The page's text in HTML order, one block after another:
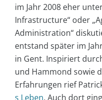
im Jahr 2008 eher
Infrastructure“ oder
Administration“
entstand später im
in Gent. Inspiriert
und Hammond sowie
Erfahrungen rief
s Leben. Auch dort